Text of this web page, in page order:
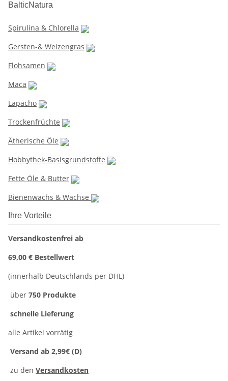
BalticNatura
Spirulina & Chlorella
Gersten-& Weizengras
Flohsamen
Maca
Lapacho
Trockenfrüchte
Ätherische Öle
Hobbythek-Basisgrundstoffe
Fette Öle & Butter
Bienenwachs & Wachse
Ihre Vorteile
Versandkostenfrei ab
69,00 € Bestellwert
(innerhalb Deutschlands per DHL)
über 750 Produkte
schnelle Lieferung
alle Artikel vorrätig
Versand ab 2,99€ (D)
zu den Versandkosten